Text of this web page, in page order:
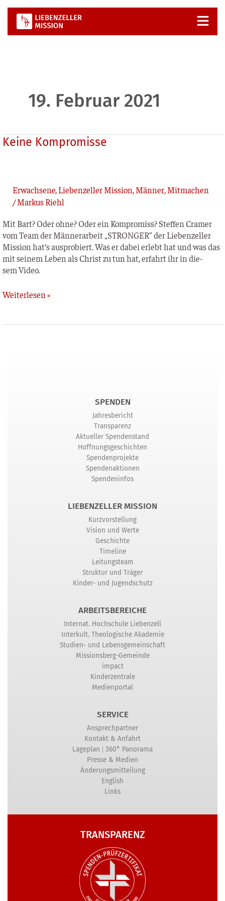
Zum
Inhalt
springen
19. Februar 2021
Keine Kompromisse
Erwachsene,Liebenzeller Mission,Männer,Mitmachen
/Markus Riehl
Mit Bart? Oder ohne? Oder ein Kom­pro­miss? Stef­fen Cra­mer
vom Team der Män­ner­ar­beit „STRONGER“ der Lie­ben­zel­ler
Mis­si­on hat’s aus­pro­biert. Was er dabei erlebt hat und was das
mit sei­nem Leben als Christ zu tun hat, erfahrt ihr in die­
sem Video.
Keine
Weiterlesen »
SPENDEN
Jahresbericht
Transparenz
Aktueller Spendenstand
Hoffnungsgeschichten
Spendenprojekte
Spendenaktionen
Spendeninfos
LIEBENZELLER MISSION
Kurzvorstellung
Vision und Werte
Geschichte
Timeline
Leitungsteam
Struktur und Träger
Kinder- und Jugendschutz
ARBEITSBEREICHE
Internat. Hochschule Liebenzell
Interkult. Theologische Akademie
Studien- und Lebensgemeinschaft
Missionsberg-Gemeinde
impact
Kinderzentrale
Medienportal
SERVICE
Ansprechpartner
Kontakt & Anfahrt
Lageplan | 360° Panorama
Presse & Medien
Änderungsmitteilung
English
Links
TRANSPARENZ